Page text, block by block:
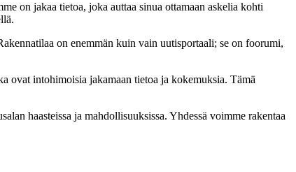
on jakaa tietoa, joka auttaa sinua ottamaan askelia kohti
on enemmän kuin vain uutisportaali; se on foorumi,
ovat intohimoisia jakamaan tietoa ja kokemuksia. Tämä
haasteissa ja mahdollisuuksissa. Yhdessä voimme rakentaa